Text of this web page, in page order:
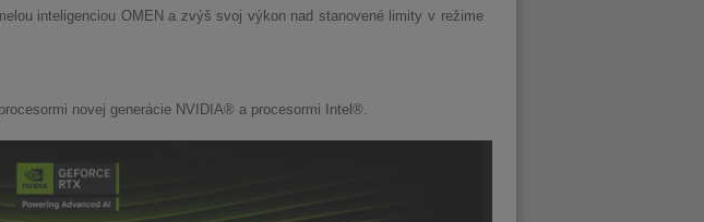
inteligenciou OMEN a zvýš svoj výkon nad stanovené limity v režime
novej generácie NVIDIA® a procesormi Intel®.